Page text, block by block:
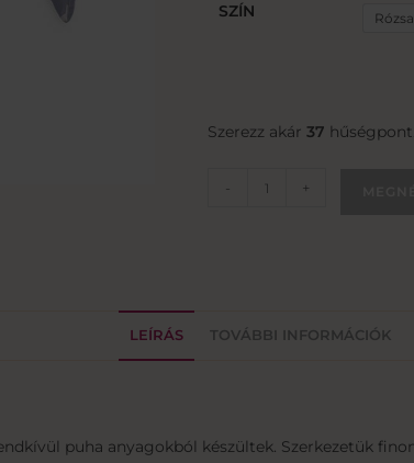
SZÍN
Szerezz akár 37 hűségpont.
- +
LEÍRÁS TOVÁBBI INFORMÁCIÓK
puha anyagokból készültek. Szerkezetük